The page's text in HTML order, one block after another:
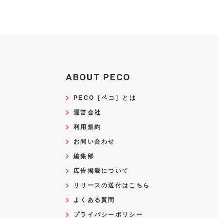
ABOUT PECO
PECO［ペコ］とは
運営会社
利用規約
お問い合わせ
編集部
広告掲載について
リリースの送付はこちら
よくある質問
プライバシーポリシー